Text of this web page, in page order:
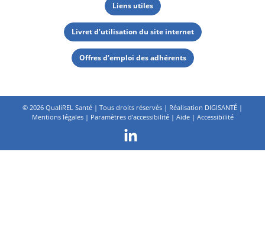
Liens utiles
Livret d’utilisation du site internet
Offres d’emploi des adhérents
© 2026 QualiREL Santé | Tous droits réservés | Réalisation DIGISANTÉ |
Mentions légales| Paramètres d'accessibilité| Aide| Accessibilité